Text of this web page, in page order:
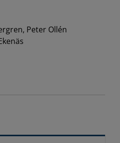
Peter Ollén